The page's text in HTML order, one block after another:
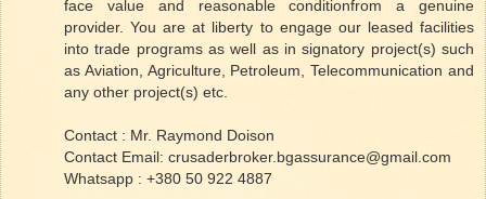
face value and reasonable conditionfrom a genuine
provider. You are at liberty to engage our leased facilities
into trade programs as well as in signatory project(s) such
as Aviation, Agriculture, Petroleum, Telecommunication and
any other project(s) etc.
Contact : Mr. Raymond Doison
Contact Email: crusaderbroker.bgassurance@gmail.com
Whatsapp : +380 50 922 4887